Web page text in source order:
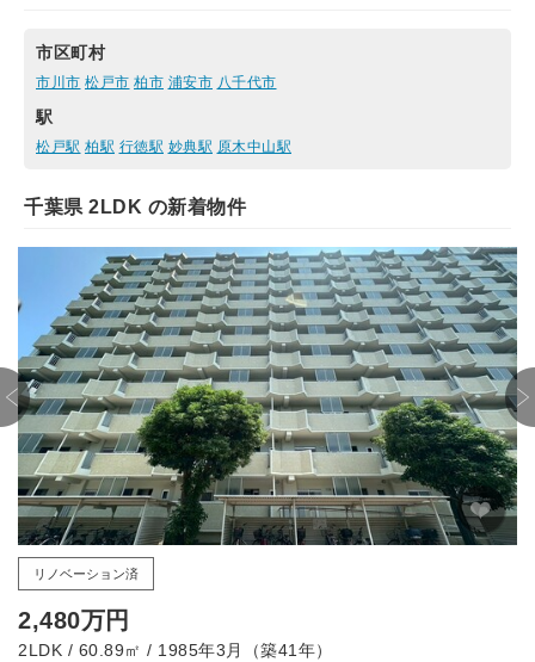
市区町村
市川市 松戸市 柏市 浦安市 八千代市
駅
松戸駅 柏駅 行徳駅 妙典駅 原木中山駅
千葉県 2LDK の新着物件
リノベーション済
2,480万円
2LDK / 60.89㎡ / 1985年3月（築41年）